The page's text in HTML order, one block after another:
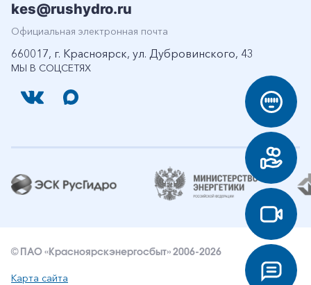
МЫ В СОЦСЕТЯХ
kes@rushydro.ru
Официальная электронная почта
660017, г. Красноярск, ул. Дубровинского, 43
© ПАО «Красноярскэнергосбыт» 2006-2026
Карта сайта